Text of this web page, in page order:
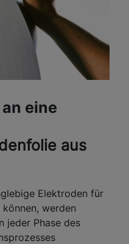
eine
aus
Elektroden für
werden
jeder Phase des